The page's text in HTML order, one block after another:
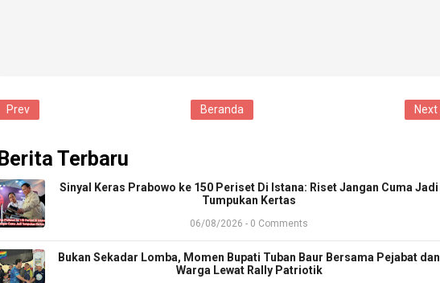
Prev Next
Beranda
Berita Terbaru
Sinyal Keras Prabowo ke 150 Periset Di Istana: Riset Jangan Cuma Jadi
Tumpukan Kertas
06/08/2026 - 0 Comments
Bukan Sekadar Lomba, Momen Bupati Tuban Baur Bersama Pejabat dan
Warga Lewat Rally Patriotik